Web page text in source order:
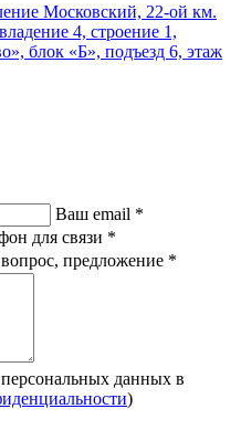
Московский, 22-ой км.
4, строение 1,
блок «Б», подъезд 6, этаж
Ваш email *
для связи *
предложение *
данных в
)